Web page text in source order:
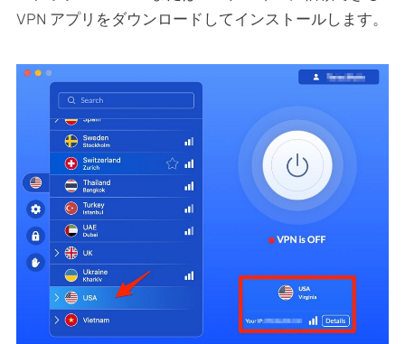
VPN アプリをダウンロードしてインストールします。